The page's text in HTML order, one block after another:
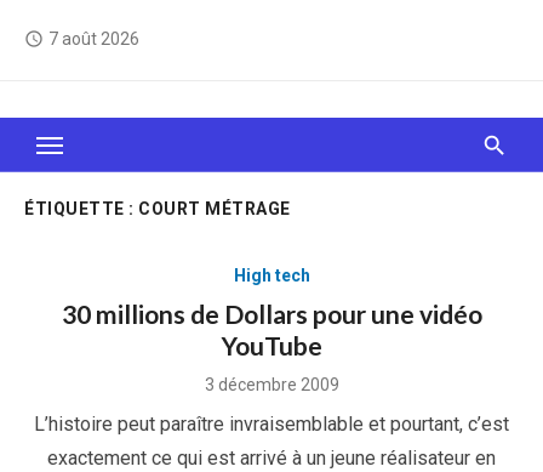
access_time 7 août 2026
Le Web, c'est comme une boîte de chocolats… On
sait jamais sur quoi on va tomber !
ÉTIQUETTE : COURT MÉTRAGE
High tech
30 millions de Dollars pour une vidéo
YouTube
Posted
3 décembre 2009
L’histoire peut paraître invraisemblable et pourtant, c’est
exactement ce qui est arrivé à un jeune réalisateur en